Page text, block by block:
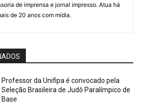
de imprensa e jornal impresso. Atua há
de 20 anos com mídia.
Professor da Unifipa é convocado pela
Seleção Brasileira de Judô Paralímpico de
Base